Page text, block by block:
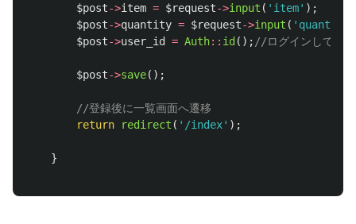
$post->item = $request->input ( 'item' );
$post->quantity = $request->input ( 'quantity'
$post->user_id = Auth:: id (); //ログインしてい
$post->save();
//登録後に一覧画面へ遷移
return
redirect ( '/index' );
}